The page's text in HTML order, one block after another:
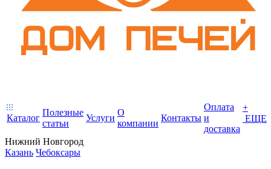
Каталог
Полезные
статьи
Услуги
О
компании
Контакты
Оплата
и
доставка
+
ЕЩЕ
Нижний Новгород
Казань Чебоксары